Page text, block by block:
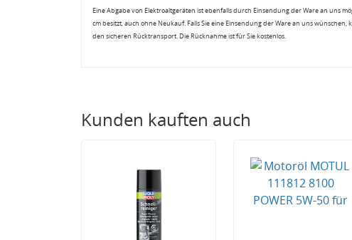
Eine Abgabe von Elektroaltgeräten ist ebenfalls durch Einsendung der Ware an uns
cm besitzt, auch ohne Neukauf. Falls Sie eine Einsendung der Ware an uns
den sicheren Rücktransport. Die Rücknahme ist für Sie kostenlos.
Kunden kauften auch